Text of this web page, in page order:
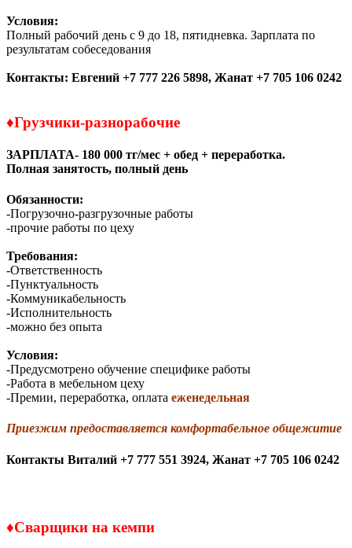
Условия:
Полный рабочий день с 9 до 18, пятидневка. Зарплата по
результатам собеседования
Контакты: Евгений +7 777 226 5898, Жанат +7 705 106 0242
♦Грузчики-разнорабочие
ЗАРПЛАТА- 180 000 тг/мес + обед + переработка.
Полная занятость, полный день
Обязанности:
-Погрузочно-разгрузочные работы
-прочие работы по цеху
Требования:
-Ответственность
-Пунктуальность
-Коммуникабельность
-Исполнительность
-можно без опыта
Условия:
-Предусмотрено обучение специфике работы
-Работа в мебельном цеху
-Премии, переработка, оплата еженедельная
Приезжим предоставляется комфортабельное общежитие
Контакты Виталий +7 777 551 3924, Жанат +7 705 106 0242
♦Сварщики на кемпи